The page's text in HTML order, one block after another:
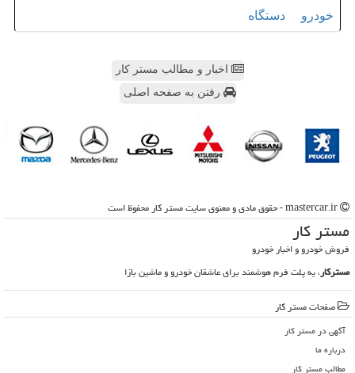
خودرو دستگاه
اخبار و مطالب مستر کار
رفتن به صفحه اصلی
مستر كار
فروش خودرو و اخبار خودرو
مسترکار، یه پلت فرم هوشمند برای عاشقان خودرو و ماشین بازا
صفحات مستر كار
آگهی در مستر كار
درباره ما
مطالب مستر كار